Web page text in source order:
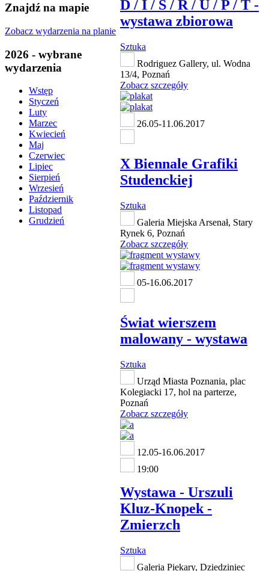
Znajdź na mapie
Zobacz wydarzenia na planie
2026 - wybrane
wydarzenia
Wstęp
Styczeń
Luty
Marzec
Kwiecień
Maj
Czerwiec
Lipiec
Sierpień
Wrzesień
Październik
Listopad
Grudzień
D / I / S / R / U / P / T -
wystawa zbiorowa
Sztuka
Rodriguez Gallery, ul. Wodna
13/4, Poznań
Zobacz szczegóły
26.05-11.06.2017
X Biennale Grafiki
Studenckiej
Sztuka
Galeria Miejska Arsenał, Stary
Rynek 6, Poznań
Zobacz szczegóły
05-16.06.2017
Świat wierszem
malowany - wystawa
Sztuka
Urząd Miasta Poznania, plac
Kolegiacki 17, hol na parterze,
Poznań
Zobacz szczegóły
12.05-16.06.2017
19:00
Wystawa - Urszuli
Kluz-Knopek -
Zmierzch
Sztuka
Galeria Piekary, Dziedziniec